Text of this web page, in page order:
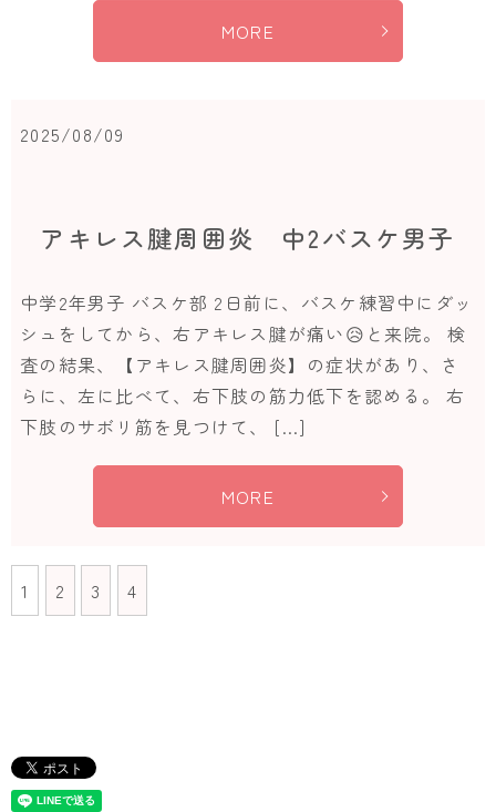
MORE
2025/08/09
アキレス腱周囲炎 中2バスケ男子
中学2年男子 バスケ部 2日前に、バスケ練習中にダッ
シュをしてから、右アキレス腱が痛い😥と来院。 検
査の結果、【アキレス腱周囲炎】の症状があり、さ
らに、左に比べて、右下肢の筋力低下を認める。 右
下肢のサボリ筋を見つけて、 […]
MORE
1 2 3 4